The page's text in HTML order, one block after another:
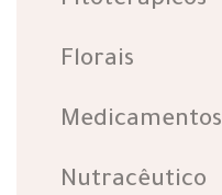
Florais
Medicamentos
Nutracêutico